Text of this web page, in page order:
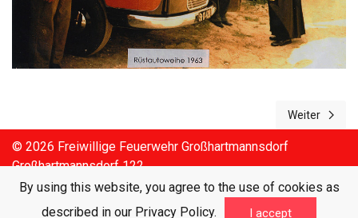
By using this website, you agree to the use of cookies as
described in our Privacy Policy.
I accept
Nächster
Weiter
© 2026 Freiwillige Feuerwehr Großhartmannsdorf
Großhartmannsdorf 122
Tel.: 03386/7144
Email: kdo.008@bfvff.steiermark.at